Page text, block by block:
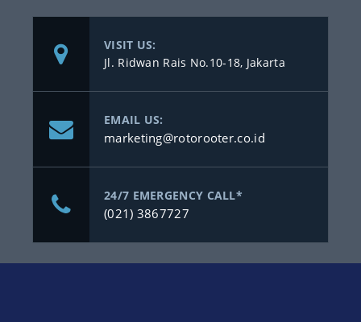
VISIT US:
Jl. Ridwan Rais No.10-18, Jakarta
EMAIL US:
marketing@rotorooter.co.id
24/7 EMERGENCY CALL*
(021) 3867727